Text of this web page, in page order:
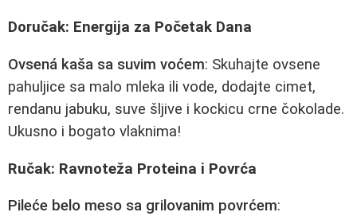
Doručak: Energija za Početak Dana
Ovsená kaša sa suvim voćem: Skuhajte ovsene
pahuljice sa malo mleka ili vode, dodajte cimet,
rendanu jabuku, suve šljive i kockicu crne čokolade.
Ukusno i bogato vlaknima!
Ručak: Ravnoteža Proteina i Povrća
Pileće belo meso sa grilovanim povrćem: